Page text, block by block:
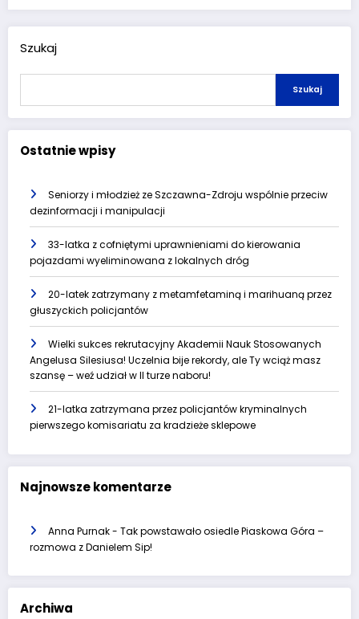
Szukaj
Szukaj
Ostatnie wpisy
Seniorzy i młodzież ze Szczawna-Zdroju wspólnie przeciw
dezinformacji i manipulacji
33-latka z cofniętymi uprawnieniami do kierowania
pojazdami wyeliminowana z lokalnych dróg
20-latek zatrzymany z metamfetaminą i marihuaną przez
głuszyckich policjantów
Wielki sukces rekrutacyjny Akademii Nauk Stosowanych
Angelusa Silesiusa! Uczelnia bije rekordy, ale Ty wciąż masz
szansę – weź udział w II turze naboru!
21-latka zatrzymana przez policjantów kryminalnych
pierwszego komisariatu za kradzieże sklepowe
Najnowsze komentarze
Anna Purnak- Tak powstawało osiedle Piaskowa Góra –
rozmowa z Danielem Sip!
Archiwa